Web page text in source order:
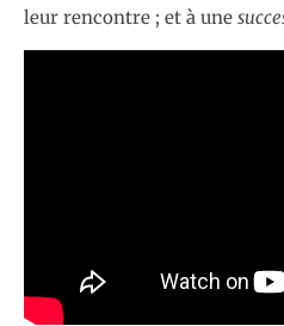
leur rencontre ; et à une